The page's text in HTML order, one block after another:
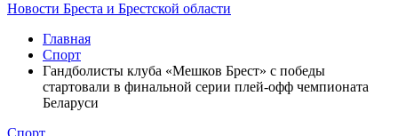
Новости Бреста и Брестской области
Главная
Спорт
Гандболисты клуба «Мешков Брест» с победы
стартовали в финальной серии плей-офф чемпионата
Беларуси
Спорт